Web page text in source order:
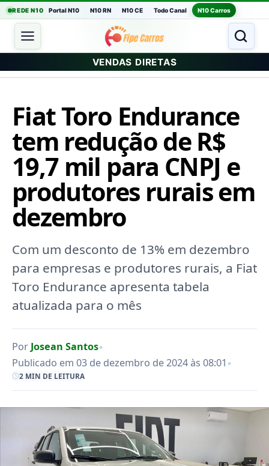
REDE N10 Portal N10 N10 RN N10 CE Todo Canal N10 Carros
VENDAS DIRETAS
Fiat Toro Endurance
tem redução de R$
19,7 mil para CNPJ e
produtores rurais em
dezembro
Com um desconto de 13% em dezembro
para empresas e produtores rurais, a Fiat
Toro Endurance apresenta tabela
atualizada para o mês
Por Josean Santos•
Publicado em 03 de dezembro de 2024 às 08:01 •
2 MIN DE LEITURA